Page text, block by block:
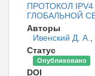
ПРОТОКОЛ
ГЛОБАЛЬНОЙ
Авторы
Ивенский Д. А.
Статус
Опубликовано
DOI